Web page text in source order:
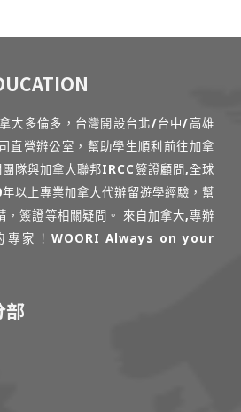
大多倫多，台灣開設台北/台中/高雄
直營辦公室，幫助學生順利前往加拿
隊與加拿大聯邦IRCC簽證顧問,全球
以上專業加拿大代辦留遊學經驗，幫
，簽證等相關疑問。 來自加拿大,專辦
專家！WOORI Always on your
部